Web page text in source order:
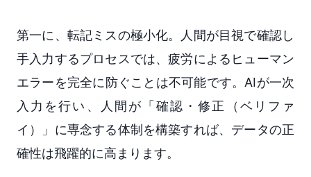
第一に、転記ミスの極小化。人間が目視で確認し
手入力するプロセスでは、疲労によるヒューマン
エラーを完全に防ぐことは不可能です。AIが一次
入力を行い、人間が「確認・修正（ベリファ
イ）」に専念する体制を構築すれば、データの正
確性は飛躍的に高まります。